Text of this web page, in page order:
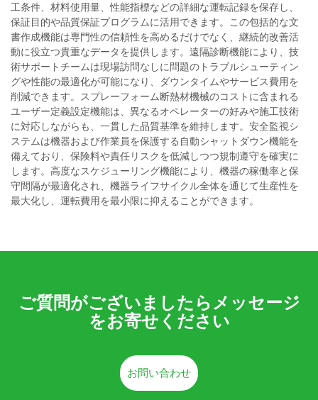
工条件、材料使用量、性能指標などの詳細な運転記録を保存し、
保証目的や品質保証プログラムに活用できます。この包括的な文
書作成機能は専門性の信頼性を高めるだけでなく、継続的改善活
動に役立つ貴重なデータを提供します。遠隔診断機能により、技
術サポートチームは現場訪問なしに問題のトラブルシューティン
グや性能の最適化が可能になり、ダウンタイムやサービス費用を
削減できます。スプレーフォーム断熱材機械のコストに含まれる
ユーザー定義設定機能は、異なるオペレーターの好みや施工技術
に対応しながらも、一貫した品質基準を維持します。安全監視シ
ステムは機器および作業員を保護する自動シャットダウン機能を
備えており、保険料や責任リスクを低減しつつ規制遵守を確実に
します。高度なスケジューリング機能により、機器の稼働率と保
守間隔が最適化され、機器ライフサイクル全体を通じて生産性を
最大化し、運転費用を最小限に抑えることができます。
ご質問がございましたらメッセージ
をお寄せください
お問い合わせ